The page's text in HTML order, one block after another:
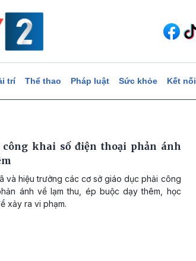
trí Thể thao Pháp luật Sức khỏe Kết nối
công khai số điện thoại phản ánh
và hiệu trưởng các cơ sở giáo dục phải công
ánh về lạm thu, ép buộc dạy thêm, học
xảy ra vi phạm.